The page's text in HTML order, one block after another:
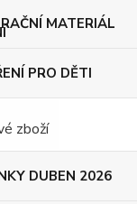
MATERIÁL
PRO DĚTI
zboží
DUBEN 2026